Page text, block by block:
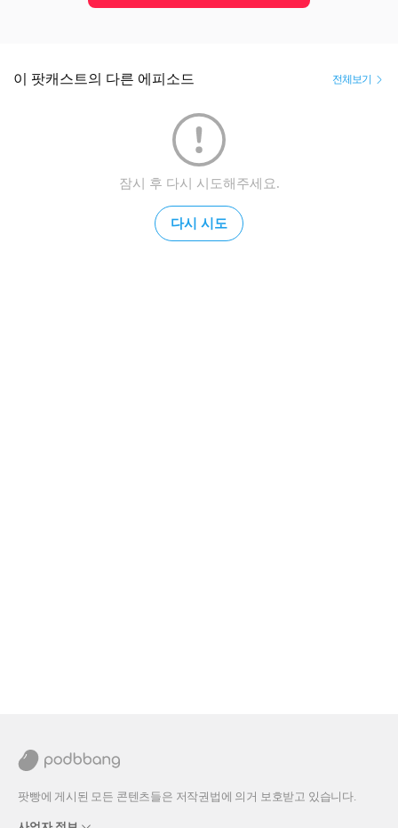
이 팟캐스트의 다른 에피소드 전체보기
잠시 후 다시 시도해주세요.
다시 시도
팟빵에 게시된 모든 콘텐츠들은 저작권법에 의거 보호받고 있습니다.